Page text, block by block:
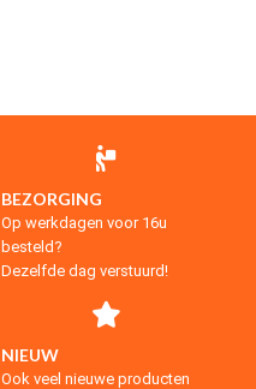
BEZORGING
Op werkdagen voor 16u
besteld?
Dezelfde dag verstuurd!
NIEUW
Ook veel nieuwe producten